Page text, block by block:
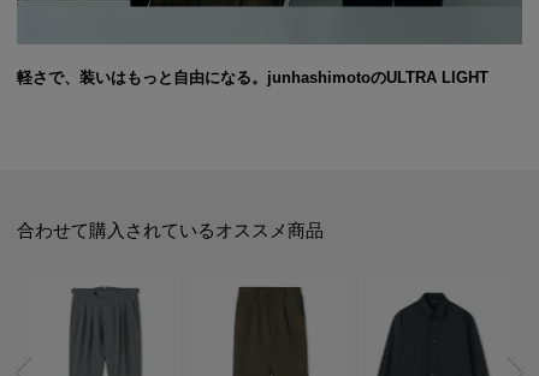
軽さで、装いはもっと自由になる。junhashimotoのULTRA LIGHT
合わせて購入されているオススメ商品